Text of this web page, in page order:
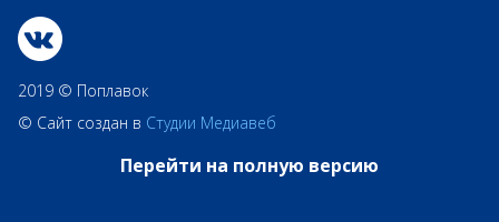
2019 © Поплавок
© Сайт создан в Студии Медиавеб
Перейти на полную версию